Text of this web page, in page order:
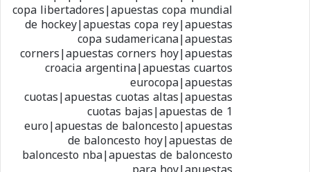
copa libertadores|apuestas copa mundial
de hockey|apuestas copa rey|apuestas
copa sudamericana|apuestas
corners|apuestas corners hoy|apuestas
croacia argentina|apuestas cuartos
eurocopa|apuestas
cuotas|apuestas cuotas altas|apuestas
cuotas bajas|apuestas de 1
euro|apuestas de baloncesto|apuestas
de baloncesto hoy|apuestas de
baloncesto nba|apuestas de baloncesto